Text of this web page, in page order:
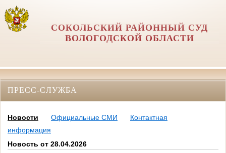
СОКОЛЬСКИЙ РАЙОННЫЙ СУД
ВОЛОГОДСКОЙ ОБЛАСТИ
ПРЕСС-СЛУЖБА
Новости Официальные СМИ
Контактная
информация
Новость от 28.04.2026